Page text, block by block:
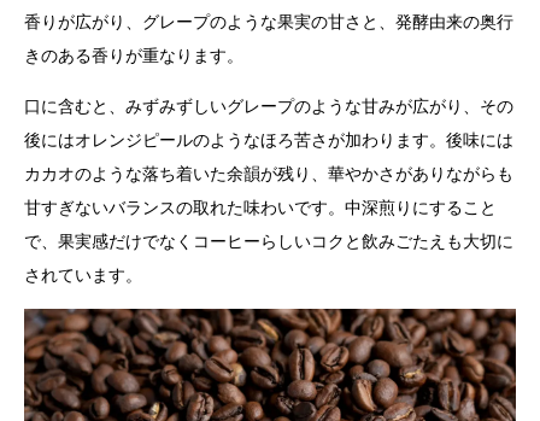
香りが広がり、グレープのような果実の甘さと、発酵由来の奥行
きのある香りが重なります。
口に含むと、みずみずしいグレープのような甘みが広がり、その
後にはオレンジピールのようなほろ苦さが加わります。後味には
カカオのような落ち着いた余韻が残り、華やかさがありながらも
甘すぎないバランスの取れた味わいです。中深煎りにすること
で、果実感だけでなくコーヒーらしいコクと飲みごたえも大切に
されています。